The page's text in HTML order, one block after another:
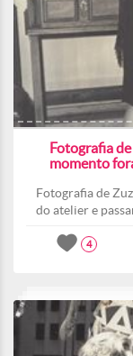
Fotografia
momento
Fotografia de
do atelier e
4